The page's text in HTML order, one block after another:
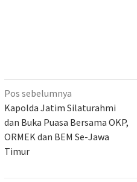
Navigasi
pos
Pos sebelumnya
Kapolda Jatim Silaturahmi
dan Buka Puasa Bersama OKP,
ORMEK dan BEM Se-Jawa
Timur